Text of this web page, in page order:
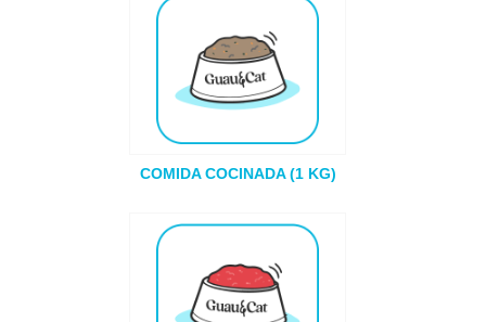
COMIDA COCINADA (1 KG)